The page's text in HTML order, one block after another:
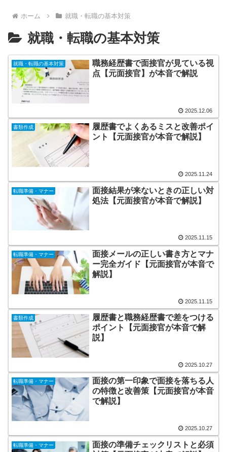
ホーム 就職・転職の基本対策
就職・転職の基本対策
就職・転職の基本対策
職務経歴書で面接官が見ている視
点【元面接官】が本音で解説
2025.12.06
書類作成
履歴書でよくあるミスと改善ポイ
ント【元面接官が本音で解説】
2025.11.24
転職準備・マナー
面接結果が来ないときの正しい対
処法【元面接官が本音で解説】
2025.11.15
転職準備・マナー
面接メールの正しい書き方とマナ
ー完全ガイド【元面接官が本音で
解説】
2025.11.15
書類作成
履歴書と職務経歴書で差をつける
ポイント【元面接官が本音で解
説】
2025.10.27
転職準備・マナー
面接の第一印象で面接を落ちる人
の特徴と改善策【元面接官が本音
で解説】
2025.10.27
転職準備・マナー
面接の準備チェックリストと必須